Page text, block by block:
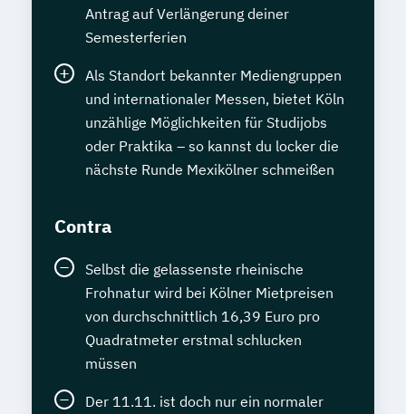
Antrag auf Verlängerung deiner
Semesterferien
Als Standort bekannter Mediengruppen
und internationaler Messen, bietet Köln
unzählige Möglichkeiten für Studijobs
oder Praktika – so kannst du locker die
nächste Runde Mexikölner schmeißen
Contra
Selbst die gelassenste rheinische
Frohnatur wird bei Kölner Mietpreisen
von durchschnittlich 16,39 Euro pro
Quadratmeter erstmal schlucken
müssen
Der 11.11. ist doch nur ein normaler